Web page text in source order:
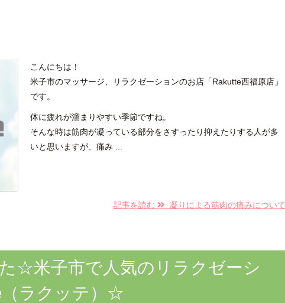
こんにちは！
米子市のマッサージ、リラクゼーションのお店「Rakutte西福原店」
です。
体に疲れが溜まりやすい季節ですね。
そんな時は筋肉が凝っている部分をさすったり抑えたりする人が多
いと思いますが、痛み ...
記事を読む 凝りによる筋肉の痛みについて
☆米子市で人気のリラクゼーシ
（ラクッテ）☆